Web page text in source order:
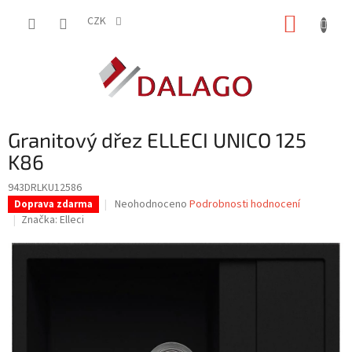
CZK
Granitový dřez ELLECI UNICO 125
K86
943DRLKU12586
Doprava zdarma
Průměrné
je
0,0
Neohodnoceno Podrobnosti hodnocení
Značka: Elleci